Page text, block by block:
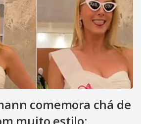
comemora chá de